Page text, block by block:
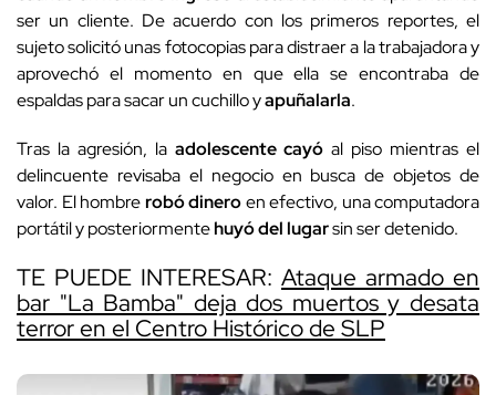
ser un cliente. De acuerdo con los primeros reportes, el
sujeto solicitó unas fotocopias para distraer a la trabajadora y
aprovechó el momento en que ella se encontraba de
espaldas para sacar un cuchillo yapuñalarla.
Tras la agresión, la adolescente cayó al piso mientras el
delincuente revisaba el negocio en busca de objetos de
valor. El hombrerobó dineroen efectivo, una computadora
portátil y posteriormentehuyó del lugarsin ser detenido.
TE PUEDE INTERESAR: Ataque armado en
bar "La Bamba" deja dos muertos y desata
terror en el Centro Histórico de SLP